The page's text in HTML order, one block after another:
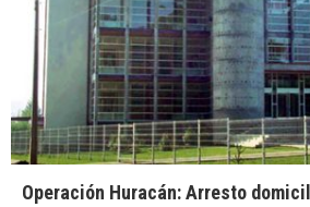
Operación Huracán: Arresto